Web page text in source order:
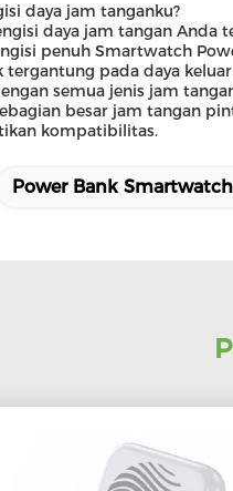
daya jam tanganku?
daya jam tangan Anda
penuh Smartwatch
pada daya
semua jenis jam
besar jam tangan
kompatibilitas.
Power Bank Smartwatch